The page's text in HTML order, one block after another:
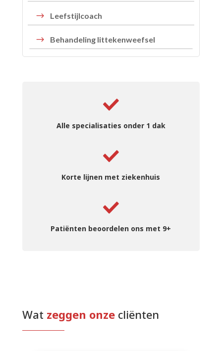
$ Leefstijlcoach
$ Behandeling littekenweefsel
Alle specialisaties onder 1 dak
Korte lijnen met ziekenhuis
Patiënten beoordelen ons met 9+
Wat zeggen onze cliënten